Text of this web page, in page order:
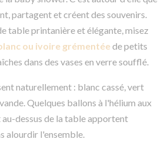
partagent et créent des souvenirs.
table printanière et élégante, misez
ou ivoire grémentéede petits
dans des vases en verre soufflé.
naturellement : blanc cassé, vert
Quelques ballons à l'hélium aux
dessus de la table apportent
alourdir l'ensemble.